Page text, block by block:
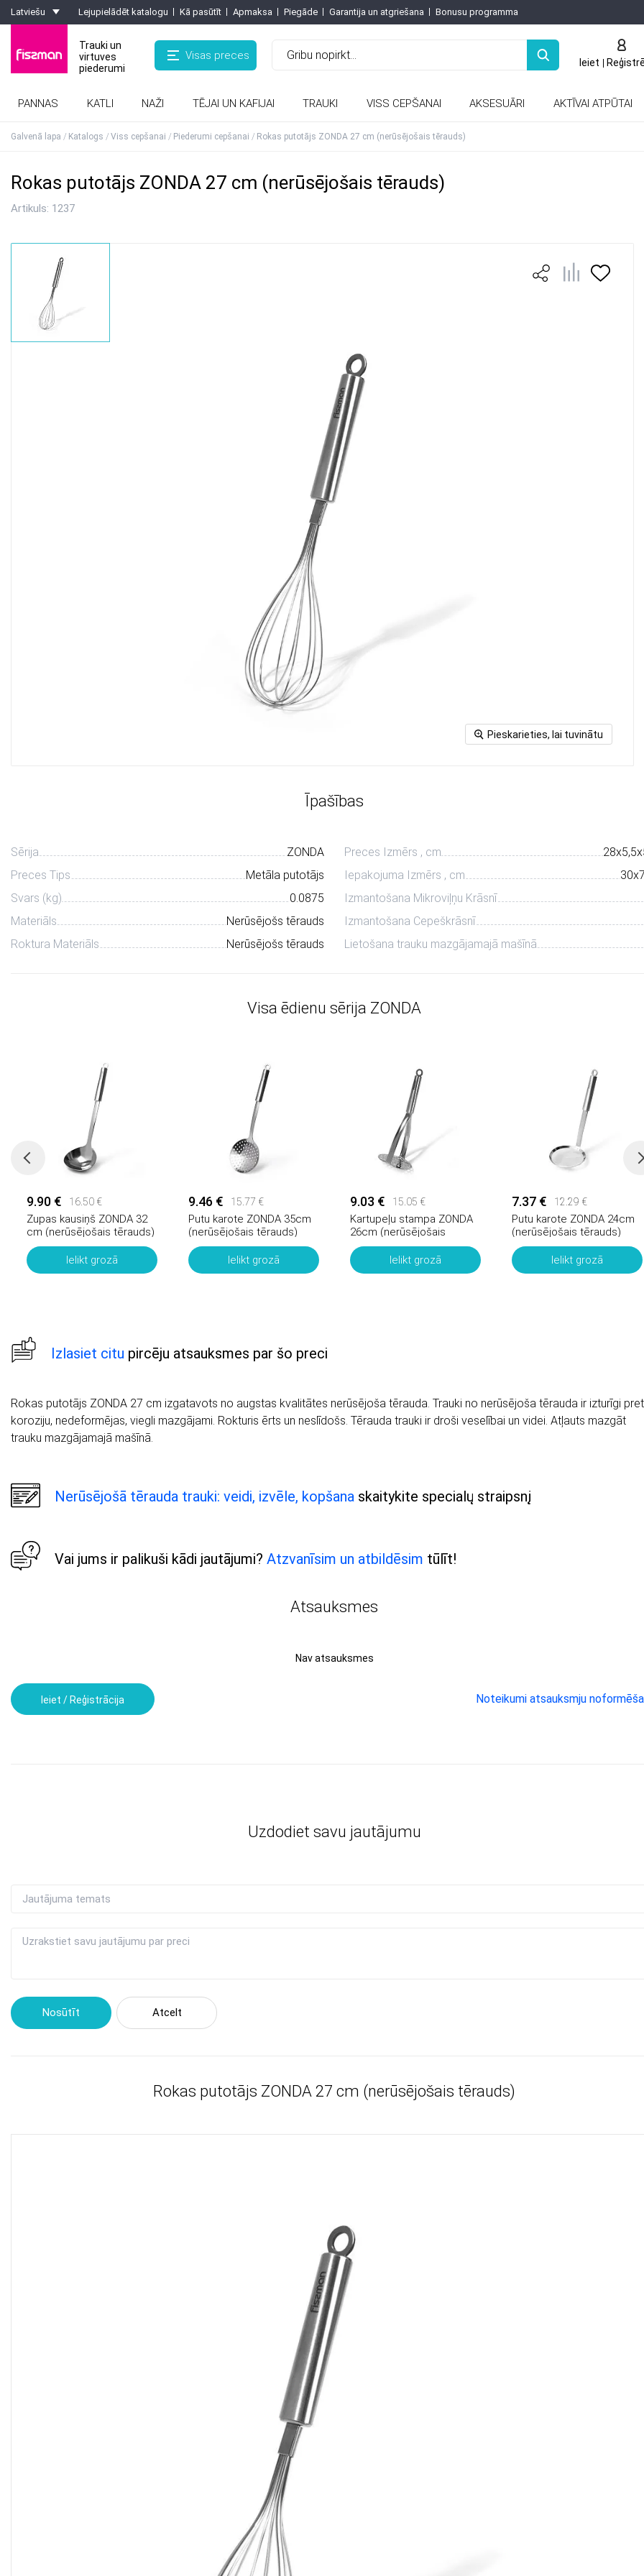
Latviešu Lejupielādēt katalogu Kā pasūtīt Apmaksa Piegāde Garantija un atgriešana Bonusu programma
Trauki un
virtuves
piederumi
Visas preces
Ieiet
PANNAS KATLI NAŽI TĒJAI UN KAFIJAI TRAUKI VISS CEPŠANAI AKSESUĀRI AKTĪVAI ATPŪTAI
Galvenā lapa Katalogs Viss cepšanai Piederumi cepšanai Rokas putotājs ZONDA 27 cm (nerūsējošais tērauds)
Rokas putotājs ZONDA 27 cm (nerūsējošais tērauds)
Artikuls: 1237
Pieskarieties, lai tuvinātu
Īpašības
Sērija
ZONDA
Preces Tips
Metāla putotājs
Svars (kg)
0.0875
Materiāls
Nerūsējošs tērauds
Roktura Materiāls
Nerūsējošs tērauds
Preces Izmērs , cm
Iepakojuma Izmērs , cm
Izmantošana Mikroviļņu Krāsnī
Izmantošana Cepeškrāsnī
Lietošana trauku mazgājamajā mašīnā
Visa ēdienu sērija ZONDA
9.90 € 16.50 €
Zupas kausiņš ZONDA 32
cm (nerūsējošais tērauds)
Ielikt grozā
9.46 € 15.77 €
Putu karote ZONDA 35cm
(nerūsējošais tērauds)
Ielikt grozā
9.03 € 15.05 €
Kartupeļu stampa ZONDA
26cm (nerūsējošais
tērauds)
Ielikt grozā
7.37 € 12.29 €
Putu karote ZONDA 24cm
(nerūsējošais tērauds)
Ielikt grozā
Izlasiet citu pircēju atsauksmes par šo preci
Rokas putotājs ZONDA 27 cm izgatavots no augstas kvalitātes nerūsējoša tērauda. Trauki no nerūsējoša tērauda ir izturīgi pret
koroziju, nedeformējas, viegli mazgājami. Rokturis ērts un neslīdošs. Tērauda trauki ir droši veselībai un videi. Atļauts mazgāt
trauku mazgājamajā mašīnā.
Nerūsējošā tērauda trauki: veidi, izvēle, kopšana skaitykite specialų straipsnį
Vai jums ir palikuši kādi jautājumi? Atzvanīsim un atbildēsim tūlīt!
Atsauksmes
Nav atsauksmes
Ieiet / Reģistrācija Noteikumi atsauksmju
Uzdodiet savu jautājumu
Nosūtīt Atcelt
Rokas putotājs ZONDA 27 cm (nerūsējošais tērauds)